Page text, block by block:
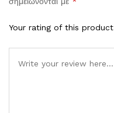
Your rating of this product